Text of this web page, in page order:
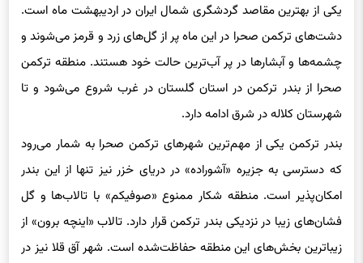
یکی از بهترین مقاصد گردشگری شمال ایران در اردیبهشت ماه است.
دشت‌های ترکمن صحرا در این ماه پر از گل‌های زرد و قرمز می‌شوند و
چشمه‌ها و آبشارها در پر آب‌ترین حالت خود هستند. منطقه ترکمن
صحرا از بندر ترکمن در استان گلستان در غرب شروع می‌شود و تا
شهرستان کلاله در شرق ادامه دارد.
بندر ترکمن یکی از مهم‌ترین شهرهای ترکمن صحرا به شمار می‌رود
که دسترسی به جزیره «آشوراده» در دریای خزر نیز تنها از این بندر
امکان‌پذیر است. منطقه شکار ممنوع «صوفیکم» با تالاب‌ها و گل
فشان‌های زیبا در نزدیکی بندر ترکمن قرار دارد. تالاب «اینچه برون» از
زیباترین بخش‌های این منطقه حفاظت‌شده است. شهر آق قلا نیز در